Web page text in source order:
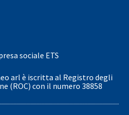
sociale ETS
arl è iscritta al Registro degli
(ROC) con il numero 38858